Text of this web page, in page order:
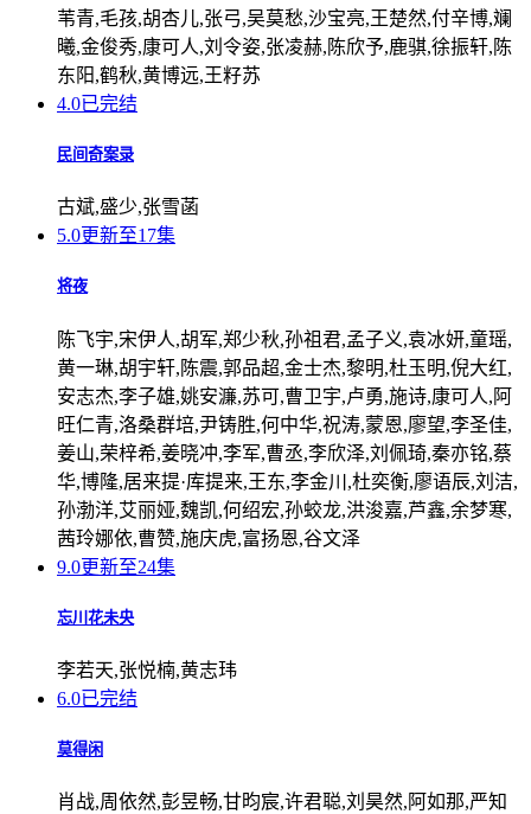
苇青,毛孩,胡杏儿,张弓,吴莫愁,沙宝亮,王楚然,付辛博,斓
曦,金俊秀,康可人,刘令姿,张凌赫,陈欣予,鹿骐,徐振轩,陈
东阳,鹤秋,黄博远,王籽苏
4.0已完结
民间奇案录
古斌,盛少,张雪菡
5.0更新至17集
将夜
陈飞宇,宋伊人,胡军,郑少秋,孙祖君,孟子义,袁冰妍,童瑶,
黄一琳,胡宇轩,陈震,郭品超,金士杰,黎明,杜玉明,倪大红,
安志杰,李子雄,姚安濂,苏可,曹卫宇,卢勇,施诗,康可人,阿
旺仁青,洛桑群培,尹铸胜,何中华,祝涛,蒙恩,廖望,李圣佳,
姜山,荣梓希,姜晓冲,李军,曹丞,李欣泽,刘佩琦,秦亦铭,蔡
华,博隆,居来提·库提来,王东,李金川,杜奕衡,廖语辰,刘洁,
孙渤洋,艾丽娅,魏凯,何绍宏,孙蛟龙,洪浚嘉,芦鑫,余梦寒,
茜玲娜依,曹赞,施庆虎,富扬恩,谷文泽
9.0更新至24集
忘川花未央
李若天,张悦楠,黄志玮
6.0已完结
莫得闲
肖战,周依然,彭昱畅,甘昀宸,许君聪,刘昊然,阿如那,严知